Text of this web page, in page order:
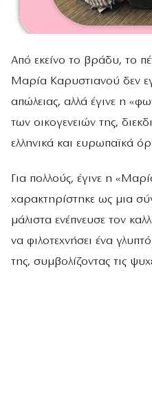
Από εκείνο το βράδυ, το
Μαρία Καρυστιανού δεν
απώλειας, αλλά έγινε η
των οικογενειών της,
ελληνικά και ευρωπαϊκά
Για πολλούς, έγινε η
χαρακτηρίστηκε ως μια
μάλιστα ενέπνευσε τον
να φιλοτεχνήσει ένα
της, συμβολίζοντας τις